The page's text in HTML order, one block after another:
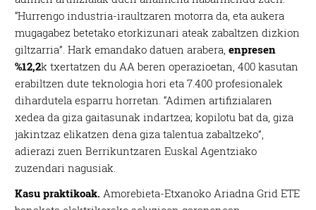
“Hurrengo industria-iraultzaren motorra da, eta aukera
mugagabez betetako etorkizunari ateak zabaltzen dizkion
giltzarria”. Hark emandako datuen arabera,enpresen
%12,2k txertatzen du AA beren operazioetan, 400 kasutan
erabiltzen dute teknologia hori eta 7.400 profesionalek
dihardutela esparru horretan. “Adimen artifizialaren
xedea da giza gaitasunak indartzea; kopilotu bat da, giza
jakintzaz elikatzen dena giza talentua zabaltzeko”,
adierazi zuen Berrikuntzaren Euskal Agentziako
zuzendari nagusiak.
Kasu praktikoak.Amorebieta-Etxanoko Ariadna Grid ETE